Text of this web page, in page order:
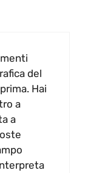
del
Hai
a
a